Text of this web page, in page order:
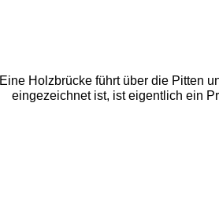
Eine Holzbrücke führt über die Pitten
eingezeichnet ist, ist eigentlich ein